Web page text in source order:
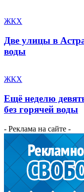
ЖКХ
Две улицы в
воды
ЖКХ
Ещё неделю
без горячей воды
- Реклама на сайте -